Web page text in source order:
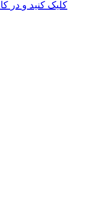
کلیک کنید و در